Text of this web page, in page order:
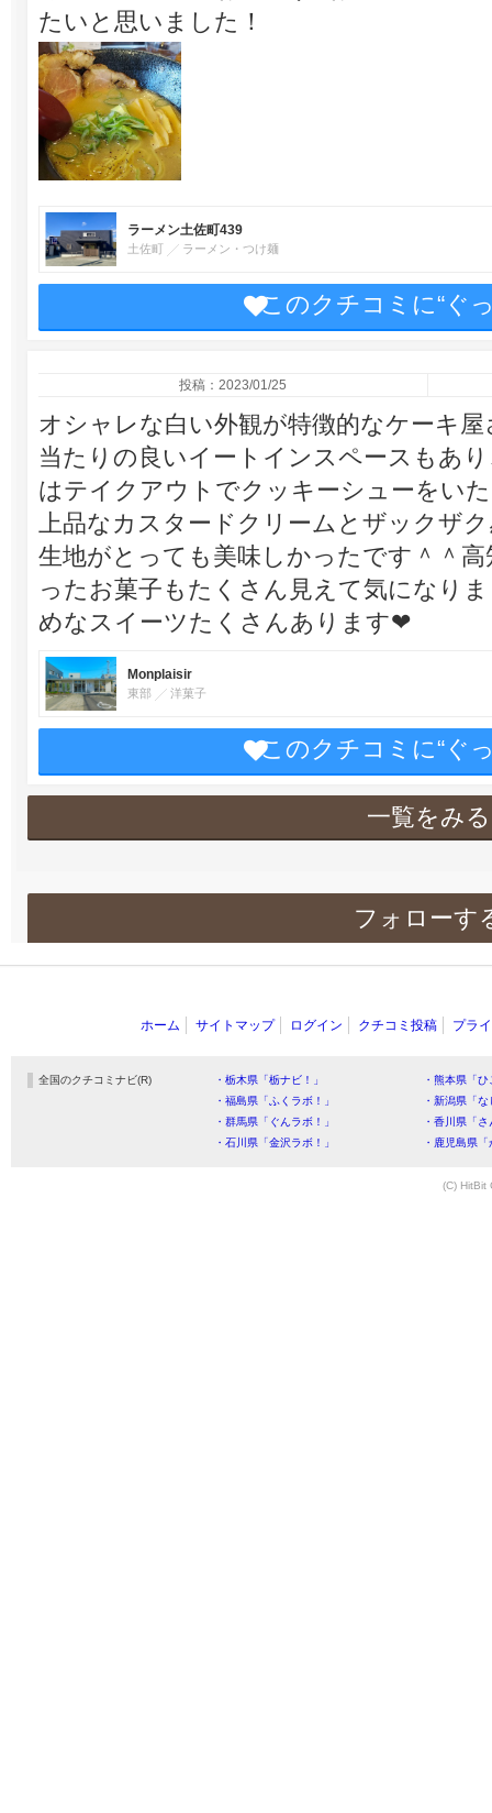
たいと思いました！
ラーメン土佐町439
土佐町 ラーメン・つけ麺
このクチコミに“ぐ
投稿：2023/01/25
オシャレな白い外観が特徴的なケーキ
当たりの良いイートインスペースもあ
はテイクアウトでクッキーシューをい
上品なカスタードクリームとザックザ
生地がとっても美味しかったです＾＾
ったお菓子もたくさん見えて気になり
めなスイーツたくさんあります❤︎
Monplaisir
東部 洋菓子
このクチコミに“ぐ
一覧をみる
フォローす
ホーム サイトマップ ログイン クチコミ投稿 プラ
全国のクチコミナビ(R) ・栃木県「栃ナビ！」
・熊本県「
・福島県「ふくラボ！」
・新潟県「
・群馬県「ぐんラボ！」
・香川県「
・石川県「金沢ラボ！」
・鹿児島県
(C) HitBit